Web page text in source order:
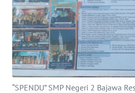
“SPENDU” SMP Negeri 2 Bajawa
Informasi
INDEKS
BERITA
KONTAK
KAMI